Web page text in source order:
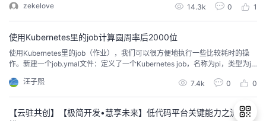
4编码合成一个音频文件，让你可以随意玩出各种花样，让你的脑洞大开吧。
zekelove 14.3k 0 1
使用Kubernetes里的job计算圆周率后2000位
使用Kubernetes里的job（作业），我们可以很方便地执行一些比较耗时的操
作。新建一个job.ymal文件：定义了一个Kubernetes job，名称为pi，类型为jo
件的完整内容：apiVersion: batch/v1kind: Jobmetadata:name: pispec:...
汪子熙 7.4k 0 0
【云驻共创】【极简开发•慧享未来】低代码平台关键能力之流程编